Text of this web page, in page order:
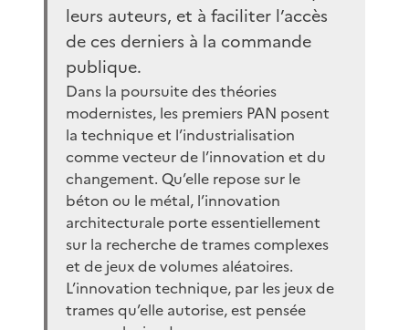
leurs auteurs, et à faciliter l’accès
de ces derniers à la commande
publique.
Dans la poursuite des théories
modernistes, les premiers PAN posent
la technique et l’industrialisation
comme vecteur de l’innovation et du
changement. Qu’elle repose sur le
béton ou le métal, l’innovation
architecturale porte essentiellement
sur la recherche de trames complexes
et de jeux de volumes aléatoires.
L’innovation technique, par les jeux de
trames qu’elle autorise, est pensée